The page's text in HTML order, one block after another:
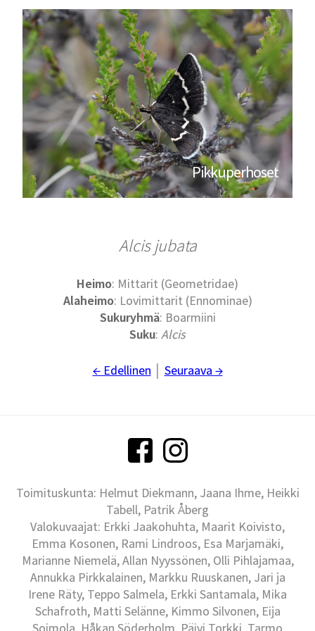
Pikkuperhoset
Alcis jubata
Heimo: Mittarit (Geometridae)
Alaheimo: Lovimittarit (Ennominae)
Sukuryhmä: Boarmiini
Suku: Alcis
← Edellinen Seuraava →
Toimituskunta: Helmut Diekmann, Jaana Ihme, Heikki
Tabell, Patrik Åberg
Valokuvaajat: Erkki Jaakohuhta, Maarit Koivisto,
Emma Kosonen, Rami Lindroos, Esa Marjamäki,
Marianne Niemelä, Allan Nyyssönen, Olli Pihlajamaa,
Annukka Pirkkalainen, Markku Ruuskanen, Jari ja
Irene Räty, Teppo Salmela, Erkki Santamala, Mika
Schafroth, Matti Selänne, Kimmo Silvonen, Eija